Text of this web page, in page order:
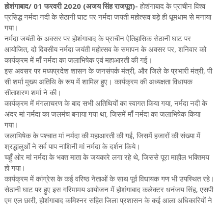
होशंगाबाद/ 01 फरवरी 2020 (अजय सिंह राजपूत)- होशंगाबाद के प्राचीन विश्व
प्रसिद्ध नर्मदा नदी के सेठानी घाट पर नर्मदा जयंती महोत्सव बड़े ही धूमधाम से मनाया
गया।
नर्मदा जयंती के अवसर पर होशंगाबाद के प्राचीन ऐतिहासिक सेठानी घाट पर
आयोजित, दो दिवसीय नर्मदा जयंती महोत्सव के समापन के अवसर पर, शनिवार को
कार्यक्रम में माँ नर्मदा का जलाभिषेक एवं महाआरती की गई।
इस अवसर पर मध्यप्रदेश शासन के जनसंपर्क मंत्री, और जिले के प्रभारी मंत्री, पी
सी शर्मा मुख्य अतिथि के रूप में शामिल हुए। कार्यक्रम की अध्यक्षता विधायक
सीताशरण शर्मा ने की।
कार्यक्रम में मंगलाचरण के बाद सभी अतिथियों का स्वागत किया गया, नर्मदा नदी के
अंदर मां नर्मदा का जलमंच बनाया गया था, जिसमें माँ नर्मदा का जलाभिषेक किया
गया।
जलाभिषेक के पश्चात मां नर्मदा की महाआरती की गई, जिसमें हजारों की संख्या में
श्रद्धालुओं ने सर्व पाप नाशिनी मां नर्मदा के दर्शन किये।
चहुँ ओर मां नर्मदा के भक्त माता के जयकारे लगा रहे थे, जिससे पूरा माहौल भक्तिमय
हो गया।
कार्यक्रम में कांग्रेस के कई वरिष्ठ नेताओं के साथ पूर्व विधायक गण भी उपस्थित रहे।
सेठानी घाट पर हुए इस गरिमामय आयोजन में होशंगाबाद कलेक्टर धनंजय सिंह, एसपी
एम एल छारी, होशंगाबाद कमिश्नर सहित जिला प्रशासन के कई आला अधिकारियों ने